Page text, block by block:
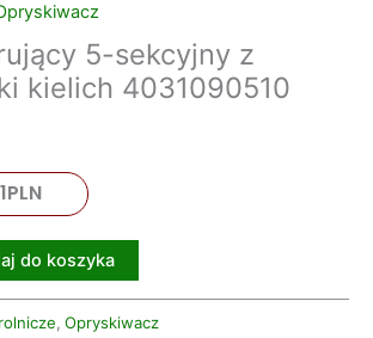
5-sekcyjny z
kielich 4031090510
PLN
do koszyka
, Opryskiwacz